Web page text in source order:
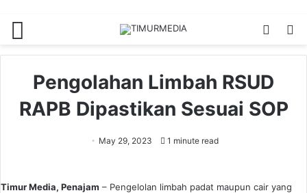
Switch
Pengolahan Limbah RSUD
RAPB Dipastikan Sesuai SOP
May 29, 2023 1 minute read
Timur Media, Penajam – Pengelolan limbah padat maupun cair yang